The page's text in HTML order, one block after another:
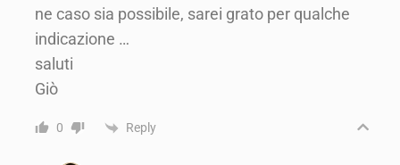
ne caso sia possibile, sarei grato per qualche
indicazione …
saluti
Giò
0 Reply